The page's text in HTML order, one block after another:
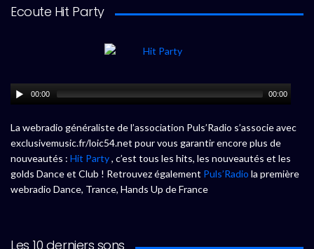
Ecoute Hit Party
00:00 00:00
La webradio généraliste de l’association Puls’Radio s’associe avec
exclusivemusic.fr/loic54.net pour vous garantir encore plus de
nouveautés : Hit Party, c’est tous les hits, les nouveautés et les
golds Dance et Club ! Retrouvez également Puls’Radio la première
webradio Dance, Trance, Hands Up de France
Les 10 derniers sons